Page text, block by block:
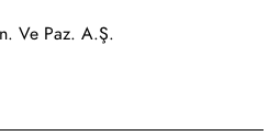
Ve Paz. A.Ş.